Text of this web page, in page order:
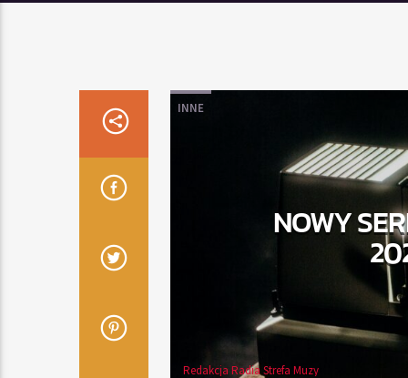
INNE
NOWY
Redakcja Radia Strefa Muzy